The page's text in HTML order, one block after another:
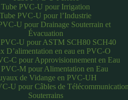
Tube PVC-U pour Irrigation
Tube PVC-U pour l’Industrie
U pour Drainage Souterrain et
Évacuation
U pour ASTM SCH80 SCH40
D’alimentation en eau en PVC-O
C pour Approvisionnement en Eau
M pour Alimentation en Eau
de Vidange en PVC-UH
U pour Câbles de Télécommunication
Souterrains